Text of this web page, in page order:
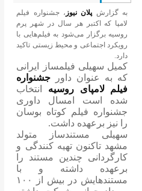
نهمین دوره جشنواره
فیلم Lampa در
روسیه معرفی شد.
به گزارش پلان نیوز ، جشنواره فیلم
لامپا که اکتبر هر سال در شهر پرم
روسیه برگزار می‌شود به فیلم‌هایی با
رویکرد اجتماعی و محیط زیستی تاکید
دارد.
کمیل سهیلی فیلمساز ایرانی
که به عنوان داور جشنواره
فیلم لامپای روسیه انتخاب
شده است امسال داوری
جشنواره فیلم کوتاه بوسان
را نیز برعهده داشت.
سهیلی مستندساز متولد
مشهد تاکنون تهیه کنندگی و
کارگردانی چندین مستند را
برعهده داشته و با
مستندهایش در بیش از ۱۰۰